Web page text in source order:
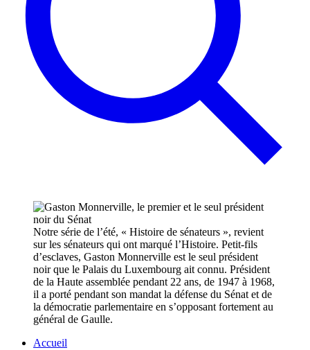
Notre série de l’été, « Histoire de sénateurs », revient
sur les sénateurs qui ont marqué l’Histoire. Petit-fils
d’esclaves, Gaston Monnerville est le seul président
noir que le Palais du Luxembourg ait connu. Président
de la Haute assemblée pendant 22 ans, de 1947 à 1968,
il a porté pendant son mandat la défense du Sénat et de
la démocratie parlementaire en s’opposant fortement au
général de Gaulle.
Accueil